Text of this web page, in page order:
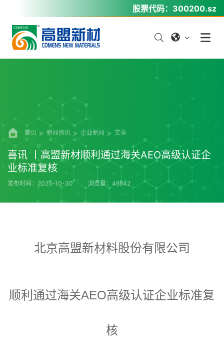
股票代码： 300200.sz
首页 新闻资讯 企业新闻 文章
喜讯 丨高盟新材顺利通过海关AEO高级认证企
业标准复核
发布时间：2025-10-30 浏览量：46842
北京高盟新材料股份有限公司
顺利通过海关AEO高级认证企业标准复
核